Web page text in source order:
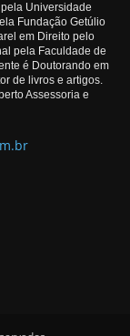
Universidade
Fundação Getúlio
em Direito pelo
pela Faculdade de
é Doutorando em
de livros e artigos.
Assessoria e